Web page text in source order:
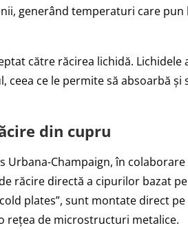
generând temperaturi care pun
către răcirea lichidă. Lichidele
ce le permite să absoarbă și
din cupru
Urbana-Champaign, în
răcire directă a cipurilor bazat
plates”, sunt montate direct
rețea de microstructuri metalice.